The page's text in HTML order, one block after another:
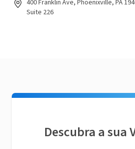
400 Franklin Ave, Phoenixville, PA
Suite 226
Descubra a sua